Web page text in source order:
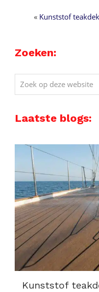
« Kunststof
Zoeken:
Zoek
op
website
Laatste blogs:
Kunststof